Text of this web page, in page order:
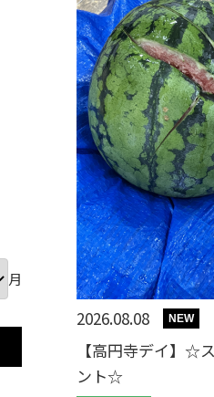
2026.08.08 NEW
【高円寺デイ】☆
ント☆
月